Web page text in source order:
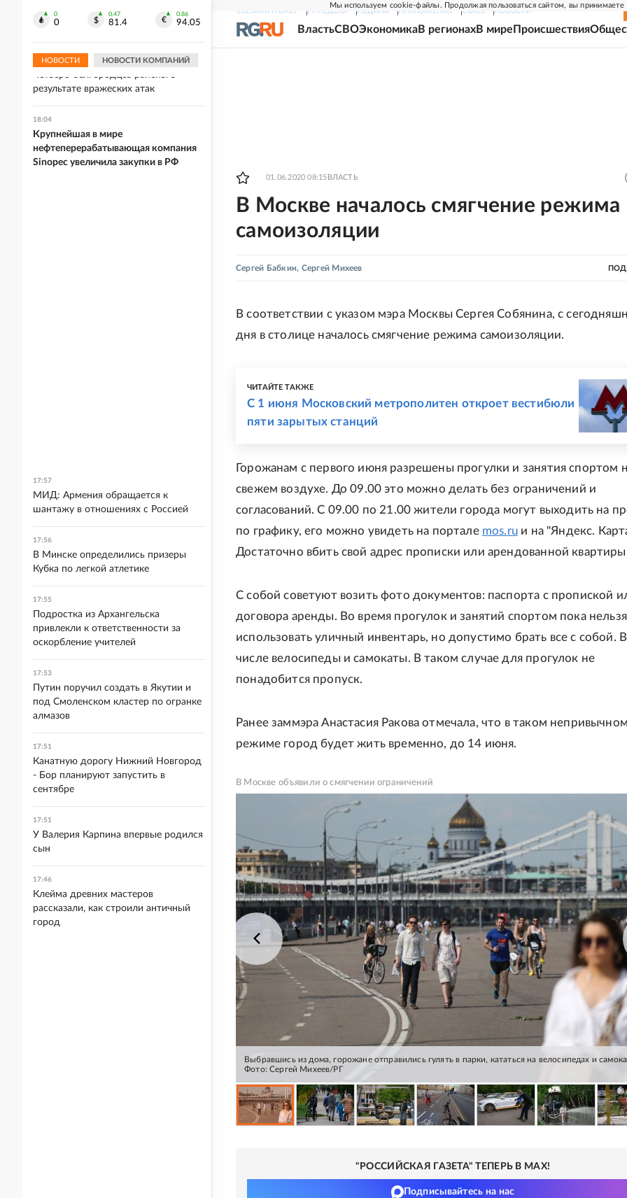
Мы используем cookie-файлы. Продолжая пользоваться сайтом, вы принимаете
СВЕЖИЙ НОМЕР РГ-НЕДЕЛЯ РОДИНА ПРИЛОЖЕНИЯ СОЮЗ НОВОСТИ
ВластьСВОЭкономикаВ регионахВ мире Происшествия
01.06.2020 08:15 ВЛАСТЬ
В Москве началось смягчение режима
самоизоляции
Сергей Бабкин, Сергей Михеев
В соответствии с указом мэра Москвы Сергея Собянина, с
дня в столице началось смягчение режима самоизоляции.
ЧИТАЙТЕ ТАКЖЕ
С 1 июня Московский метрополитен откроет вестибюли
пяти зарытых станций
Горожанам с первого июня разрешены прогулки и занятия спортом
свежем воздухе. До 09.00 это можно делать без ограничений и
согласований. С 09.00 по 21.00 жители города могут выходить на
по графику, его можно увидеть на портале mos.ru и на "Яндекс.
Достаточно вбить свой адрес прописки или арендованной
С собой советуют возить фото документов: паспорта с пропиской
договора аренды. Во время прогулок и занятий спортом пока нельзя
использовать уличный инвентарь, но допустимо брать все с собой.
числе велосипеды и самокаты. В таком случае для прогулок не
понадобится пропуск.
Ранее заммэра Анастасия Ракова отмечала, что в таком
режиме город будет жить временно, до 14 июня.
В Москве объявили о смягчении ограничений
Выбравшись из дома, горожане отправились гулять в парки, кататься на велосипедах и
Фото: Сергей Михеев/РГ
"РОССИЙСКАЯ ГАЗЕТА" ТЕПЕРЬ В MAX!
Подписывайтесь на нас
0
0
0.47
81.4
0.86
94.05
НОВОСТИ НОВОСТИ КОМПАНИЙ
"Перестаньте уродовать игру": УЕФА
18:08
Четверо белгородцев ранены в
результате вражеских атак
18:04
Крупнейшая в мире
нефтеперерабатывающая компания
Sinopec увеличила закупки в РФ
17:57
МИД: Армения обращается к
шантажу в отношениях с Россией
17:56
В Минске определились призеры
Кубка по легкой атлетике
17:55
Подростка из Архангельска
привлекли к ответственности за
оскорбление учителей
17:53
Путин поручил создать в Якутии и
под Смоленском кластер по огранке
алмазов
17:51
Канатную дорогу Нижний Новгород
- Бор планируют запустить в
сентябре
17:51
У Валерия Карпина впервые родился
сын
17:46
Клейма древних мастеров
рассказали, как строили античный
город